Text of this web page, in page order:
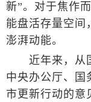
新”。对于焦作
能盘活存量空间
澎湃动能。
近年来，从国
中央办公厅、国
市更新行动的意